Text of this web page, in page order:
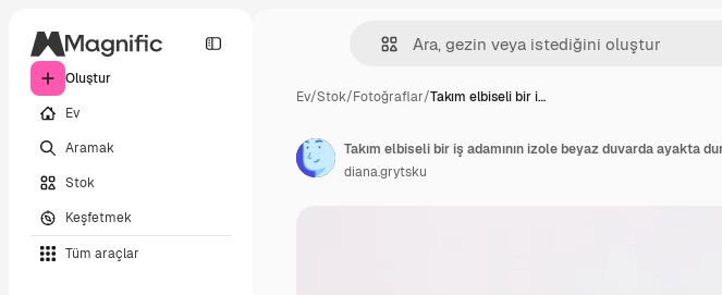
Oluştur
Ev
Aramak
Stok
Keşfetmek
Tüm araçlar
Ev/Stok/Fotoğraflar/Takım elbiseli bir i…
diana.grytsku